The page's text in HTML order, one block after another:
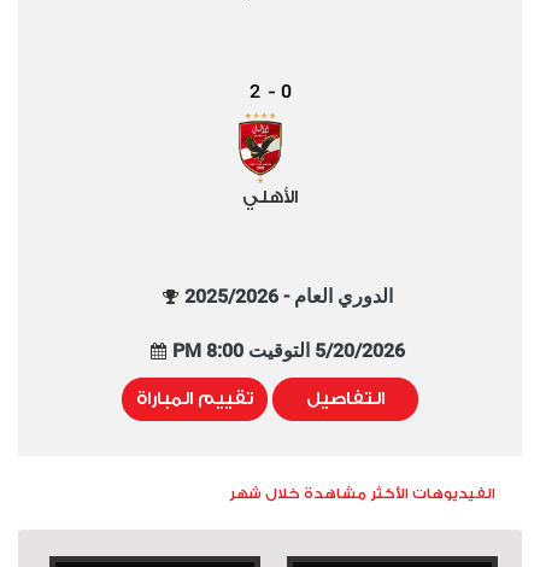
0
-
2
الأهلي
الدوري العام - 2025/2026
5/20/2026 التوقيت 8:00 PM
التفاصيل تقييم المباراة
الفيديوهات الأكثر مشاهدة خلال شهر